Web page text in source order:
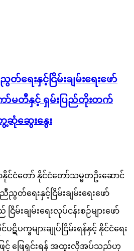
ေးနှင့်ငြိမ်းချမ်းရေးဖော်
ာ်မတီနှင့် ရှမ်းပြည်တိုးတက်
ေ့ဆုံဆွေးနွေး
နိုင်ငံတော် နိုင်ငံတော်သမ္မတဦးဆောင်
ရေးနှင့်ငြိမ်းချမ်းရေးဖော်
းချမ်းရေးလုပ်ငန်းစဉ်များဖော်
က္ခများချုပ်ငြိမ်းရန်နှင့် နိုင်ငံရေး
ြင့် ဖြေရှင်းရန် အထူးလိုအပ်သည်ဟု